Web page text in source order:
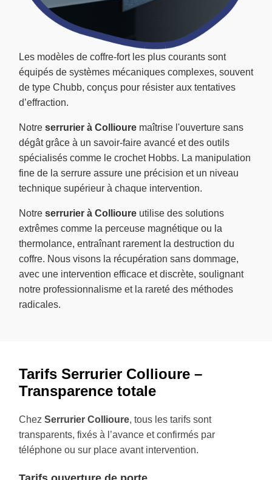
Les modèles de coffre-fort les plus courants sont
équipés de systèmes mécaniques complexes, souvent
de type Chubb, conçus pour résister aux tentatives
d’effraction.
Notre serrurier à Collioure maîtrise l'ouverture sans
dégât grâce à un savoir-faire avancé et des outils
spécialisés comme le crochet Hobbs. La manipulation
fine de la serrure assure une précision et un niveau
technique supérieur à chaque intervention.
Notre serrurier à Collioure utilise des solutions
extrêmes comme la perceuse magnétique ou la
thermolance, entraînant rarement la destruction du
coffre. Nous visons la récupération sans dommage,
avec une intervention efficace et discrète, soulignant
notre professionnalisme et la rareté des méthodes
radicales.
Tarifs Serrurier Collioure –
Transparence totale
Chez Serrurier Collioure, tous les tarifs sont
transparents, fixés à l’avance et confirmés par
téléphone ou sur place avant intervention.